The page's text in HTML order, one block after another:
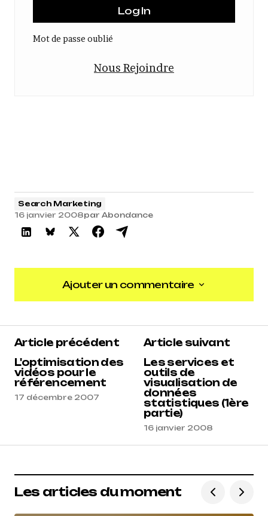
Mot de passe oublié
Nous Rejoindre
Search Marketing
16 janvier 2008par Abondance
Ajouter un commentaire
Ajouter un commentaire
Article précédent
L'optimisation des
vidéos pour le
référencement
17 décembre 2007
Article suivant
Les services et
outils de
visualisation de
données
statistiques (1ère
partie)
16 janvier 2008
Les articles du moment